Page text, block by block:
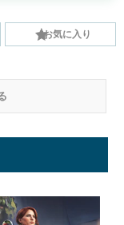
お気に入り